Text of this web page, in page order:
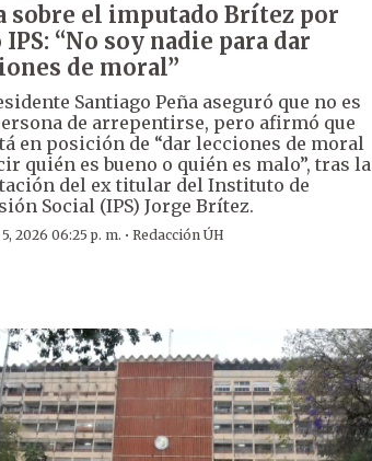
sobre el imputado Brítez por
IPS: “No soy nadie para dar
de moral”
Santiago Peña aseguró que no es
de arrepentirse, pero afirmó que
en posición de “dar lecciones de moral
quién es bueno o quién es malo”, tras la
del ex titular del Instituto de
Social (IPS) Jorge Brítez.
2026 06:25 p. m. ·Redacción ÚH